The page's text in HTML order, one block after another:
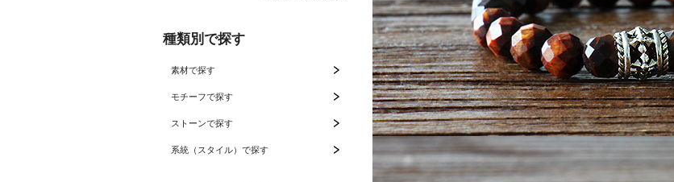
種類別で探す
素材で探す
モチーフで探す
ストーンで探す
系統（スタイル）で探す